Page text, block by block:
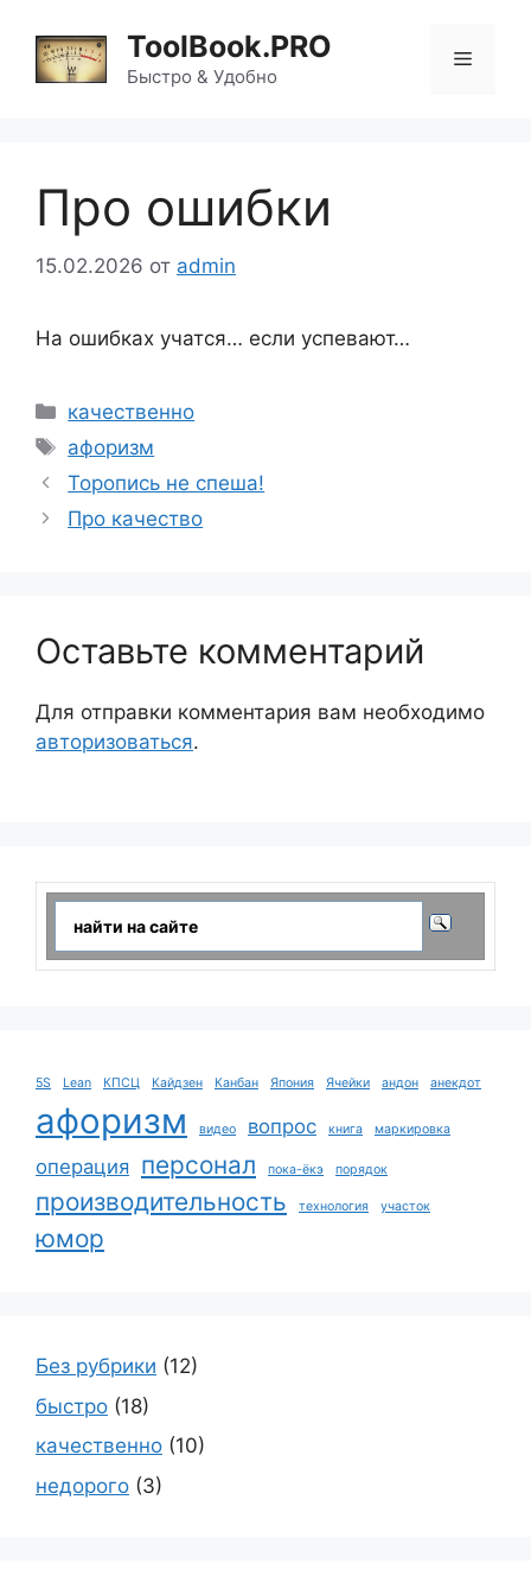
содержимому
ToolBook.PRO
Быстро & Удобно
Меню
Про ошибки
15.02.2026 от admin
На ошибках учатся… если успевают…
Рубрики
качественно
Метки
афоризм
Торопись не спеша!
Про качество
Оставьте комментарий
Для отправки комментария вам необходимо
авторизоваться.
5S Lean КПСЦ Кайдзен Канбан Япония Ячейки андон анекдот
афоризм видео вопрос книга маркировка
операция персонал пока-ёкэ порядок
производительность технология участок
юмор
Без рубрики (12)
быстро (18)
качественно (10)
недорого (3)